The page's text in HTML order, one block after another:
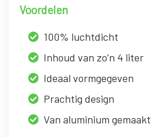
Voordelen
100% luchtdicht
Inhoud van zo’n 4 liter
Ideaal vormgegeven
Prachtig design
Van aluminium gemaakt